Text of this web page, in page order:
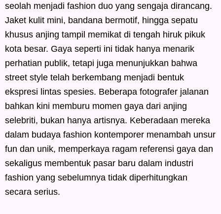
seolah menjadi fashion duo yang sengaja dirancang.
Jaket kulit mini, bandana bermotif, hingga sepatu
khusus anjing tampil memikat di tengah hiruk pikuk
kota besar. Gaya seperti ini tidak hanya menarik
perhatian publik, tetapi juga menunjukkan bahwa
street style telah berkembang menjadi bentuk
ekspresi lintas spesies. Beberapa fotografer jalanan
bahkan kini memburu momen gaya dari anjing
selebriti, bukan hanya artisnya. Keberadaan mereka
dalam budaya fashion kontemporer menambah unsur
fun dan unik, memperkaya ragam referensi gaya dan
sekaligus membentuk pasar baru dalam industri
fashion yang sebelumnya tidak diperhitungkan
secara serius.